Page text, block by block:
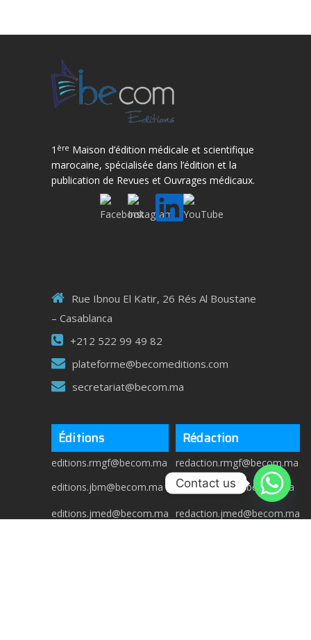
1 ère Maison d’édition médicale et scientifique
marocaine, spécialisée dans l’édition et la
publication de Revues et Ouvrages médicaux.
Rue Ibnou El Katir, 26 Rés Al Boustane
– Casablanca
+212 522 99 49 82
plateforme@becomeditions.com
secretariat@becom.ma
Éditions
editions.rmgf@becom.ma
editions.jbm@becom.ma
editions.jmed@becom.ma
Rédaction
redaction.rmgf@becom.ma
redaction.jbm@becom.ma
redaction.jmed@becom.ma
Contact us